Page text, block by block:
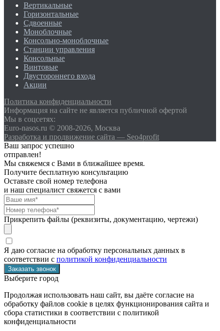
Вертикальные
Горизонтальные
Сдвоенные
Моноблочные
Консольно-моноблочные
Станции управления
Консольные
Винтовые
Двустороннего входа
Акции
Политика конфиденциальности
Информация на сайте не является публичной офертой
Мы в соцсетях:
Euro-nasos.ru © 2008-2026, Москва
Разработка и продвижение сайта — Seo4profit
Ваш запрос успешно
отправлен!
Мы свяжемся с Вами в ближайшее время.
Получите бесплатную консультацию
Оставьте свой номер телефона
и наш специалист свяжется с вами
Прикрепить файлы (реквизиты, документацию, чертежи)
Я даю согласие на обработку персональных данных в
соответствии с политикой конфиденциальности
Выберите город
Продолжая использовать наш сайт, вы даёте согласие на
обработку файлов cookie в целях функционирования сайта и
сбора статистики в соответствии с политикой
конфиденциальности